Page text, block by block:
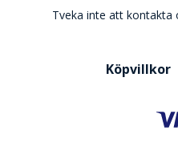
Tveka inte att kontakta
Köpvillkor